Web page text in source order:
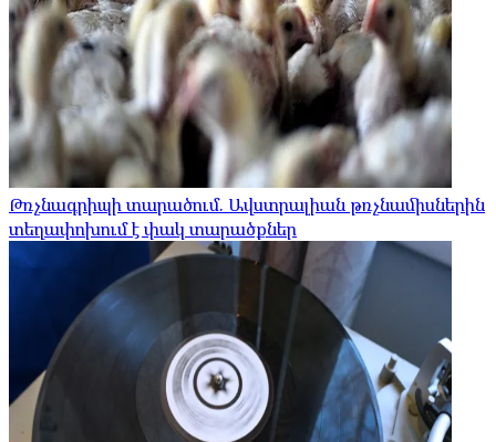
Թռչնագրիպի տարածում. Ավստրալիան թռչնամիսներին
տեղափոխում է փակ տարածքներ